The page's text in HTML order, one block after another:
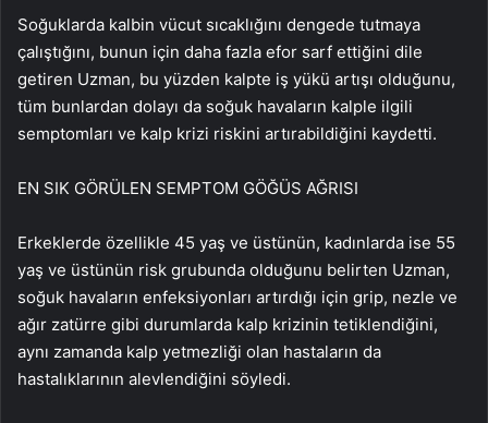
Soğuklarda kalbin vücut sıcaklığını dengede tutmaya
çalıştığını, bunun için daha fazla efor sarf ettiğini dile
getiren Uzman, bu yüzden kalpte iş yükü artışı olduğunu,
tüm bunlardan dolayı da soğuk havaların kalple ilgili
semptomları ve kalp krizi riskini artırabildiğini kaydetti.
EN SIK GÖRÜLEN SEMPTOM GÖĞÜS AĞRISI
Erkeklerde özellikle 45 yaş ve üstünün, kadınlarda ise 55
yaş ve üstünün risk grubunda olduğunu belirten Uzman,
soğuk havaların enfeksiyonları artırdığı için grip, nezle ve
ağır zatürre gibi durumlarda kalp krizinin tetiklendiğini,
aynı zamanda kalp yetmezliği olan hastaların da
hastalıklarının alevlendiğini söyledi.